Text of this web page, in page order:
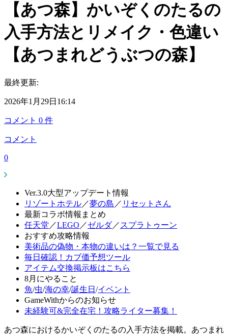
【あつ森】かいぞくのたるの
入手方法とリメイク・色違い
【あつまれどうぶつの森】
最終更新:
2026年1月29日16:14
コメント 0 件
コメント
0
Ver.3.0大型アップデート情報
リゾートホテル／夢の島 ／ リセットさん
最新コラボ情報まとめ
任天堂 ／LEGO ／ゼルダ／ スプラトゥーン
おすすめ攻略情報
美術品の偽物・本物の違いは？一覧で見る
毎日確認！カブ価予想ツール
アイテム交換掲示板はこちら
8月にやること
魚/虫/海の幸/誕生日 /イベント
GameWithからのお知らせ
未経験可&完全在宅！攻略ライター募集！
あつ森におけるかいぞくのたるの入手方法を掲載。あつまれ